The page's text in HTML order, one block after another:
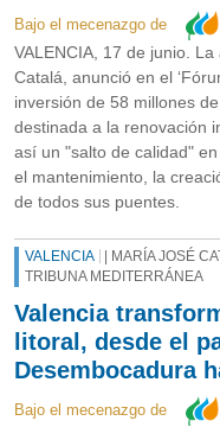
Bajo el mecenazgo de
VALENCIA, 17 de junio.
Catalá, anunció en el
inversión de 58 millones
destinada a la renovación
así un "salto de calidad"
el mantenimiento, la
de todos sus puentes.
VALENCIA
| MARÍA JOSÉ
TRIBUNA MEDITERRÁNEA
Valencia
litoral, desde el
Desembocadura
Bajo el mecenazgo de